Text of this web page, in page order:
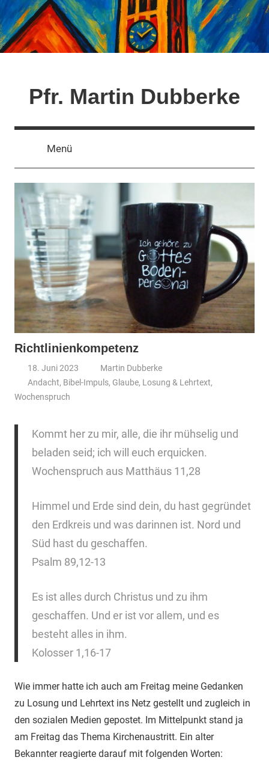
Zum
Inhalt
springen
Pfr. Martin Dubberke
Menü
Richtlinienkompetenz
18. Juni 2023
Martin Dubberke
Andacht, Bibel-Impuls, Glaube, Losung & Lehrtext,
Wochenspruch
Kommt her zu mir, alle, die ihr mühselig und
beladen seid; ich will euch erquicken.
Wochenspruch aus Matthäus 11,28
Himmel und Erde sind dein, du hast gegründet
den Erdkreis und was darinnen ist. Nord und
Süd hast du geschaffen.
Psalm 89,12-13
Es ist alles durch Christus und zu ihm
geschaffen. Und er ist vor allem, und es
besteht alles in ihm.
Kolosser 1,16-17
Wie immer hatte ich auch am Freitag meine Gedanken
zu Losung und Lehrtext ins Netz gestellt und zugleich in
den sozialen Medien gepostet. Im Mittelpunkt stand ja
am Freitag das Thema Kirchenaustritt. Ein alter
Bekannter reagierte darauf mit folgenden Worten: